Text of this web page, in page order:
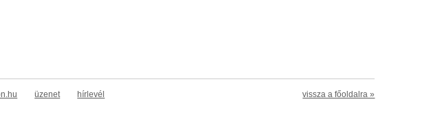
üzenet hírlevél vissza a főoldalra »